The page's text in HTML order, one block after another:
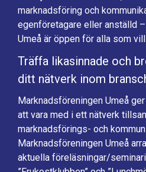
marknadsföring och
egenföretagare eller anställd
Umeå är öppen för alla som
Träffa likasinnade och
ditt nätverk inom
Marknadsföreningen Umeå
att vara med i ett nätverk
marknadsförings- och
Marknadsföreningen Umeå
aktuella föreläsningar/